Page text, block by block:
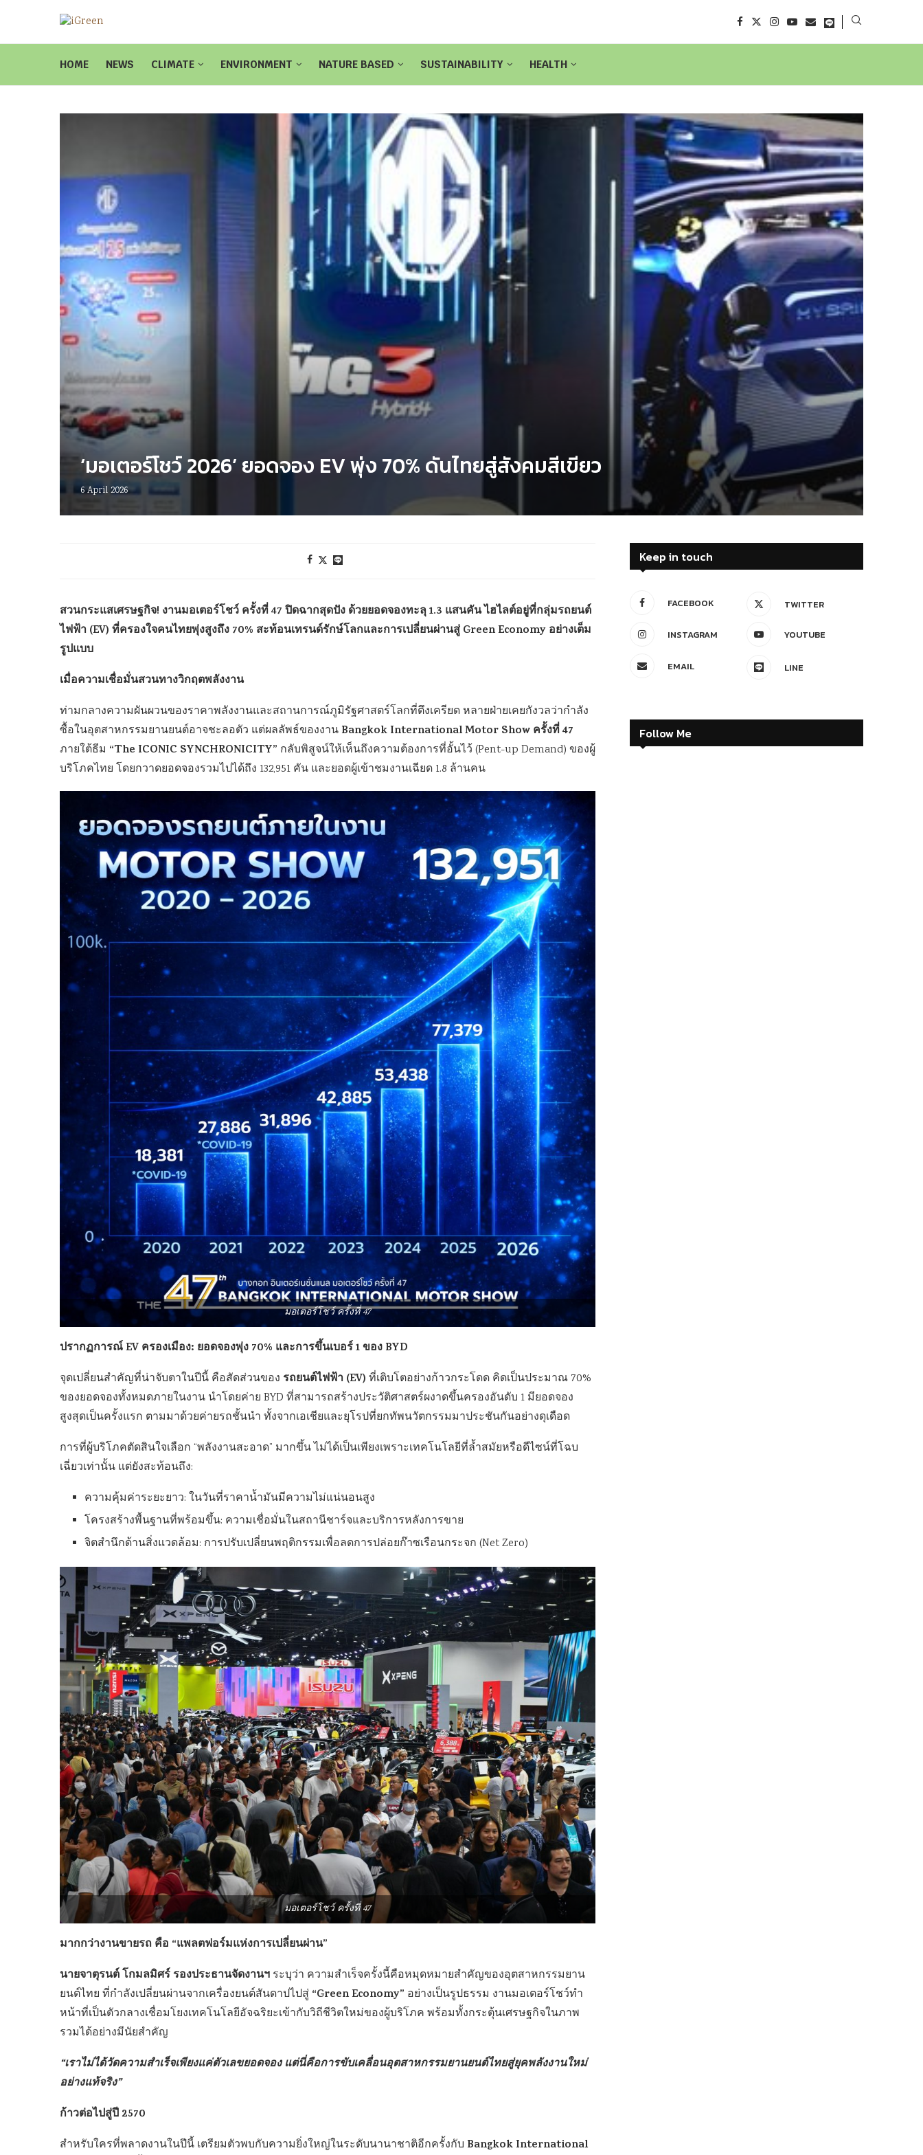
HOME NEWS CLIMATE ENVIRONMENT NATURE BASED SUSTAINABILITY HEALTH
‘มอเตอร์โชว์ 2026’ ยอดจอง EV พุ่ง 70% ดันไทยสู่สังคมสีเขียว
6 April 2026
สวนกระแสเศรษฐกิจ! งานมอเตอร์โชว์ ครั้งที่ 47 ปิดฉากสุดปัง ด้วยยอดจองทะลุ 1.3 แสนคัน ไฮไลต์อยู่ที่กลุ่มรถยนต์
ไฟฟ้า (EV) ที่ครองใจคนไทยพุ่งสูงถึง 70% สะท้อนเทรนด์รักษ์โลกและการเปลี่ยนผ่านสู่ Green Economy อย่างเต็ม
รูปแบบ
เมื่อความเชื่อมั่นสวนทางวิกฤตพลังงาน
ท่ามกลางความผันผวนของราคาพลังงานและสถานการณ์ภูมิรัฐศาสตร์โลกที่ตึงเครียด หลายฝ่ายเคยกังวลว่ากำลัง
ซื้อในอุตสาหกรรมยานยนต์อาจชะลอตัว แต่ผลลัพธ์ของงาน Bangkok International Motor Show ครั้งที่ 47
ภายใต้ธีม “The ICONIC SYNCHRONICITY” กลับพิสูจน์ให้เห็นถึงความต้องการที่อั้นไว้ (Pent-up Demand) ของผู้
บริโภคไทย โดยกวาดยอดจองรวมไปได้ถึง 132,951 คัน และยอดผู้เข้าชมงานเฉียด 1.8 ล้านคน
มอเตอร์โชว์ ครั้งที่ 47
ปรากฏการณ์ EV ครองเมือง: ยอดจองพุ่ง 70% และการขึ้นเบอร์ 1 ของ BYD
จุดเปลี่ยนสำคัญที่น่าจับตาในปีนี้ คือสัดส่วนของ รถยนต์ไฟฟ้า (EV) ที่เติบโตอย่างก้าวกระโดด คิดเป็นประมาณ 70%
ของยอดจองทั้งหมดภายในงาน นำโดยค่าย BYD ที่สามารถสร้างประวัติศาสตร์ผงาดขึ้นครองอันดับ 1 มียอดจอง
สูงสุดเป็นครั้งแรก ตามมาด้วยค่ายรถชั้นนำ ทั้งจากเอเชียและยุโรปที่ยกทัพนวัตกรรมมาประชันกันอย่างดุเดือด
การที่ผู้บริโภคตัดสินใจเลือก “พลังงานสะอาด” มากขึ้น ไม่ได้เป็นเพียงเพราะเทคโนโลยีที่ล้ำสมัยหรือดีไซน์ที่โฉบ
เฉี่ยวเท่านั้น แต่ยังสะท้อนถึง:
ความคุ้มค่าระยะยาว: ในวันที่ราคาน้ำมันมีความไม่แน่นอนสูง
โครงสร้างพื้นฐานที่พร้อมขึ้น: ความเชื่อมั่นในสถานีชาร์จและบริการหลังการขาย
จิตสำนึกด้านสิ่งแวดล้อม: การปรับเปลี่ยนพฤติกรรมเพื่อลดการปล่อยก๊าซเรือนกระจก (Net Zero)
มอเตอร์โชว์ ครั้งที่ 47
มากกว่างานขายรถ คือ “แพลตฟอร์มแห่งการเปลี่ยนผ่าน”
นายจาตุรนต์ โกมลมิศร์ รองประธานจัดงานฯ ระบุว่า ความสำเร็จครั้งนี้คือหมุดหมายสำคัญของอุตสาหกรรมยาน
ยนต์ไทย ที่กำลังเปลี่ยนผ่านจากเครื่องยนต์สันดาปไปสู่ “Green Economy” อย่างเป็นรูปธรรม งานมอเตอร์โชว์ทำ
หน้าที่เป็นตัวกลางเชื่อมโยงเทคโนโลยีอัจฉริยะเข้ากับวิถีชีวิตใหม่ของผู้บริโภค พร้อมทั้งกระตุ้นเศรษฐกิจในภาพ
รวมได้อย่างมีนัยสำคัญ
“เราไม่ได้วัดความสำเร็จเพียงแค่ตัวเลขยอดจอง แต่นี่คือการขับเคลื่อนอุตสาหกรรมยานยนต์ไทยสู่ยุคพลังงานใหม่
อย่างแท้จริง”
ก้าวต่อไปสู่ปี 2570
สำหรับใครที่พลาดงานในปีนี้ เตรียมตัวพบกับความยิ่งใหญ่ในระดับนานาชาติอีกครั้งกับ Bangkok International
Keep in touch
FACEBOOK TWITTER
INSTAGRAM YOUTUBE
EMAIL LINE
Follow Me